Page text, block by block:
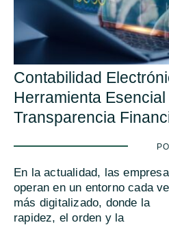
Contabilidad
Herramienta
Transparencia
-
En la actualidad, las
operan en un entorno cada
más digitalizado, donde la
rapidez, el orden y la